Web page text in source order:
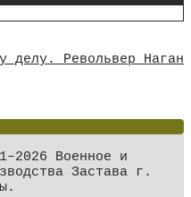
делу. Револьвер Наган
Военное и
Застава г.